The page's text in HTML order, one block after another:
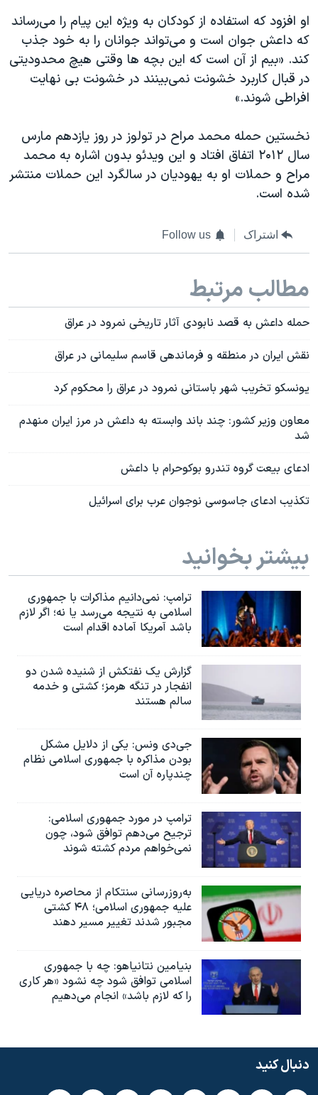
او افزود که استفاده از کودکان به ویژه این پیام را می‌رساند
که داعش جوان است و می‌تواند جوانان را به خود جذب
کند. «بیم از آن است که این بچه ها وقتی هیچ محدودیتی
در قبال کاربرد خشونت نمی‌بینند در خشونت بی نهایت
افراطی شوند.»
نخستین حمله‌ محمد مراح در تولوز در روز یازدهم مارس
سال ۲۰۱۲ اتفاق افتاد و این ویدئو بدون اشاره به محمد
مراح و حملات او به یهودیان در سالگرد این حملات منتشر
شده است.
اشتراک Follow us
مطالب مرتبط
حمله داعش به قصد نابودی آثار تاریخی نمرود در عراق
نقش ایران در منطقه و فرماندهی قاسم سلیمانی در عراق
یونسکو تخریب شهر باستانی نمرود در عراق را محکوم کرد
معاون وزیر کشور: چند باند وابسته به داعش در مرز ایران منهدم
شد
ادعای بیعت گروه تندرو بوکوحرام با داعش
تکذیب ادعای جاسوسی نوجوان عرب برای اسرائیل
بیشتر بخوانید
ترامپ: نمی‌دانیم مذاکرات با جمهوری
اسلامی به نتیجه می‌رسد یا نه؛ اگر لازم
باشد آمریکا آماده اقدام است
گزارش یک نفتکش از شنیده شدن دو
انفجار در تنگه هرمز؛ کشتی و خدمه
سالم هستند
جی‌دی ونس: یکی از دلایل مشکل
بودن مذاکره با جمهوری اسلامی نظام
چندپاره آن است
ترامپ در مورد جمهوری اسلامی:
ترجیح می‌دهم توافق شود، چون
نمی‌خواهم مردم کشته شوند
به‌روزرسانی سنتکام از محاصره دریایی
علیه جمهوری اسلامی؛ ۴۸ کشتی
مجبور شدند تغییر مسیر دهند
بنیامین نتانیاهو: چه با جمهوری
اسلامی توافق شود چه نشود «هر کاری
را که لازم باشد» انجام می‌دهیم
دنبال کنید